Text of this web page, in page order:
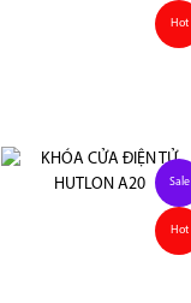
Hot
Sale
Hot